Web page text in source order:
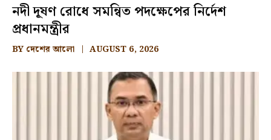
নদী দূষণ রোধে সমন্বিত পদক্ষেপের নির্দেশ
প্রধানমন্ত্রীর
BY দেশের আলো AUGUST 6, 2026